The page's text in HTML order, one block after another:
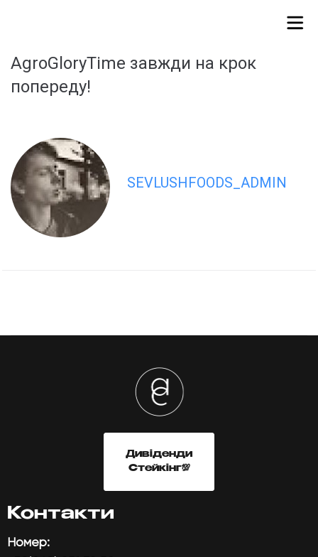
AgroGloryTime завжди на крок
попереду!
SEVLUSHFOODS_ADMIN
Дивіденди
Стейкінг💯
Контакти
Номер:
ТОКЕН AGTI